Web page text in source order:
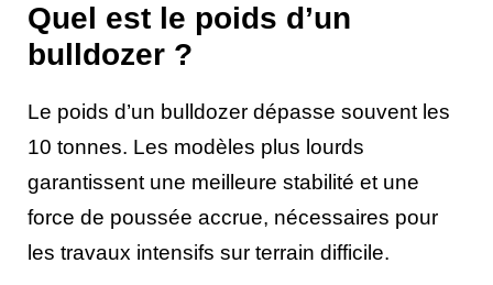
Quel est le poids d’un
bulldozer ?
Le poids d’un bulldozer dépasse souvent les
10 tonnes. Les modèles plus lourds
garantissent une meilleure stabilité et une
force de poussée accrue, nécessaires pour
les travaux intensifs sur terrain difficile.